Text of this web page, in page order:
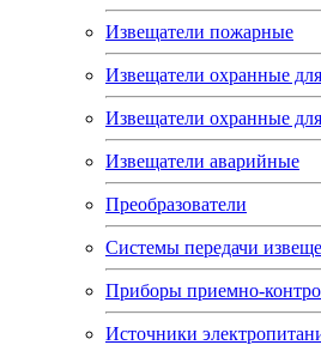
Извещатели пожарные
Извещатели охранные
Извещатели охранные
Извещатели аварийные
Преобразователи
Системы передачи
Приборы приемно-
Источники